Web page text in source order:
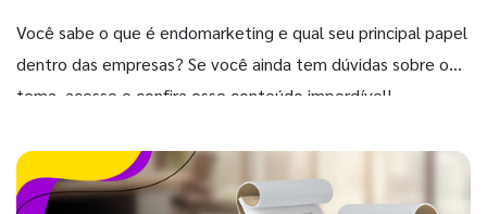
Você sabe o que é endomarketing e qual seu principal papel
dentro das empresas? Se você ainda tem dúvidas sobre o
tema, acesse e confira esse conteúdo imperdível!